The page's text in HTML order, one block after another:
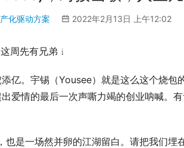
化驱动方案 2022年2月13日 上午12:02
周先有兄弟！
亿。宇锡（Yousee）就是这么这个烧包
爱情的最后一次声嘶力竭的创业呐喊。
是一场然并卵的江湖留白。请把我们埋